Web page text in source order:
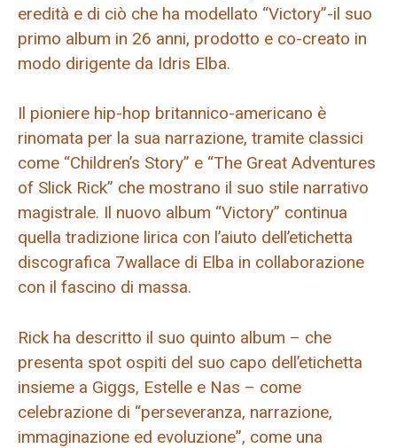
eredità e di ciò che ha modellato “Victory”-il suo
primo album in 26 anni, prodotto e co-creato in
modo dirigente da Idris Elba.
Il pioniere hip-hop britannico-americano è
rinomata per la sua narrazione, tramite classici
come “Children’s Story” e “The Great Adventures
of Slick Rick” che mostrano il suo stile narrativo
magistrale. Il nuovo album “Victory” continua
quella tradizione lirica con l’aiuto dell’etichetta
discografica 7wallace di Elba in collaborazione
con il fascino di massa.
Rick ha descritto il suo quinto album – che
presenta spot ospiti del suo capo dell’etichetta
insieme a Giggs, Estelle e Nas – come
celebrazione di “perseveranza, narrazione,
immaginazione ed evoluzione”, come una